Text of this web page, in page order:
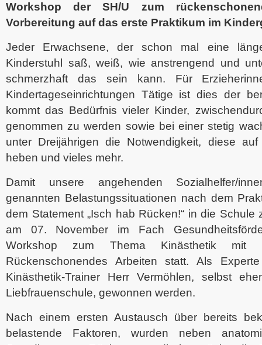
Workshop der SH/U zum
Vorbereitung auf das erste Praktikum im
Jeder Erwachsene, der schon mal eine
Kinderstuhl saß, weiß, wie anstrengend und
schmerzhaft das sein kann. Für
Kindertageseinrichtungen Tätige ist dies der
kommt das Bedürfnis vieler Kinder,
genommen zu werden sowie bei einer stetig
unter Dreijährigen die Notwendigkeit, diese
heben und vieles mehr.
Damit unsere angehenden Sozialhelfer/
genannten Belastungssituationen nach dem
dem Statement „Isch hab Rücken!“ in die Schule
am 07. November im Fach
Workshop zum Thema Kinästhetik mit
Rückenschonendes Arbeiten statt. Als
Kinästhetik-Trainer Herr Vermöhlen, selbst
Liebfrauenschule, gewonnen werden.
Nach einem ersten Austausch über bereits
belastende Faktoren, wurden neben